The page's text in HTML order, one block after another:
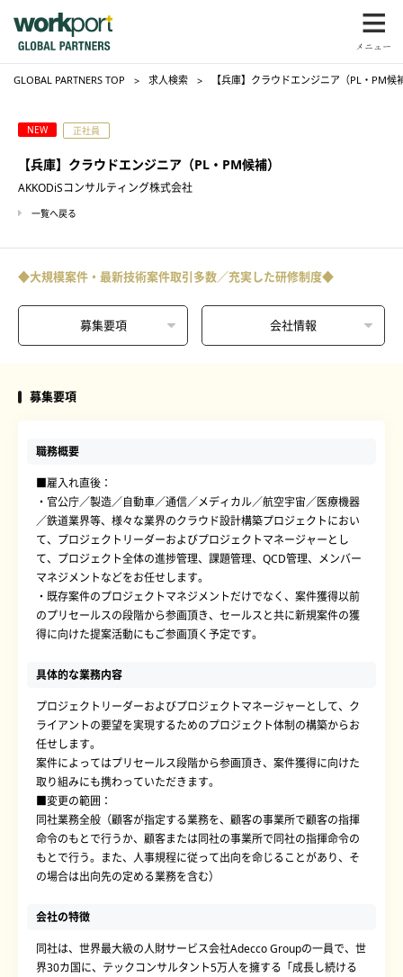
GLOBAL PARTNERS TOP 求人検索 【兵庫】クラウドエンジニア（PL・PM
NEW 正社員
【兵庫】クラウドエンジニア（PL・PM候補）
AKKODiSコンサルティング株式会社
一覧へ戻る
◆大規模案件・最新技術案件取引多数／充実した研修制度◆
募集要項 会社情報
募集要項
職務概要
■雇入れ直後：
・官公庁／製造／自動車／通信／メディカル／航空宇宙／医療機器
／鉄道業界等、様々な業界のクラウド設計構築プロジェクトにおい
て、プロジェクトリーダーおよびプロジェクトマネージャーとし
て、プロジェクト全体の進捗管理、課題管理、QCD管理、メンバー
マネジメントなどをお任せします。
・既存案件のプロジェクトマネジメントだけでなく、案件獲得以前
のプリセールスの段階から参画頂き、セールスと共に新規案件の獲
得に向けた提案活動にもご参画頂く予定です。
具体的な業務内容
プロジェクトリーダーおよびプロジェクトマネージャーとして、ク
ライアントの要望を実現するためのプロジェクト体制の構築からお
任せします。
案件によってはプリセールス段階から参画頂き、案件獲得に向けた
取り組みにも携わっていただきます。
■変更の範囲：
同社業務全般（顧客が指定する業務を、顧客の事業所で顧客の指揮
命令のもとで行うか、顧客または同社の事業所で同社の指揮命令の
もとで行う。また、人事規程に従って出向を命じることがあり、そ
の場合は出向先の定める業務を含む）
会社の特徴
同社は、世界最大級の人財サービス会社Adecco Groupの一員で、世
界30カ国に、テックコンサルタント5万人を擁する「成長し続ける